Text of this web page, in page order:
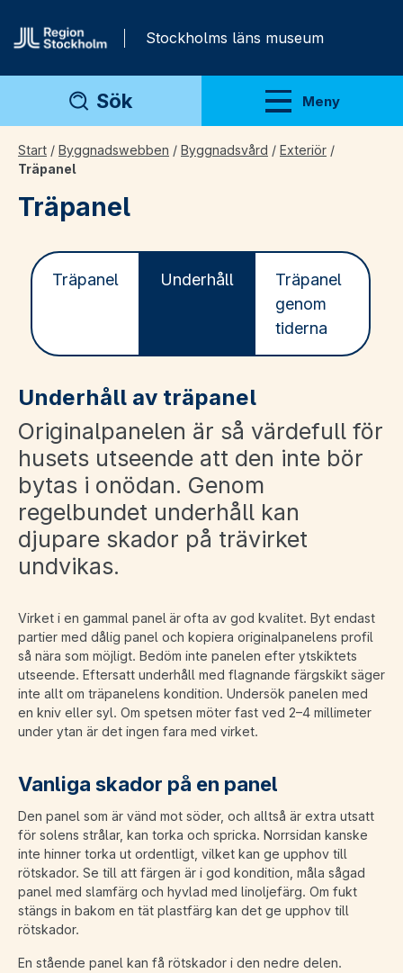
Stockholms läns museum
Sök Meny
Visa meny
Start / Byggnadswebben / Byggnadsvård / Exteriör /
Träpanel
Träpanel
Träpanel Underhåll
Träpanel
genom
tiderna
Underhåll av träpanel
Originalpanelen är så värdefull för
husets utseende att den inte bör
bytas i onödan. Genom
regelbundet underhåll kan
djupare skador på trävirket
undvikas.
Virket i en gammal panel är ofta av god kvalitet. Byt endast
partier med dålig panel och kopiera originalpanelens profil
så nära som möjligt. Bedöm inte panelen efter ytskiktets
utseende. Eftersatt underhåll med flagnande färgskikt säger
inte allt om träpanelens kondition. Undersök panelen med
en kniv eller syl. Om spetsen möter fast ved 2–4 millimeter
under ytan är det ingen fara med virket.
Vanliga skador på en panel
Den panel som är vänd mot söder, och alltså är extra utsatt
för solens strålar, kan torka och spricka. Norrsidan kanske
inte hinner torka ut ordentligt, vilket kan ge upphov till
rötskador. Se till att färgen är i god kondition, måla sågad
panel med slamfärg och hyvlad med linoljefärg. Om fukt
stängs in bakom en tät plastfärg kan det ge upphov till
rötskador.
En stående panel kan få rötskador i den nedre delen.